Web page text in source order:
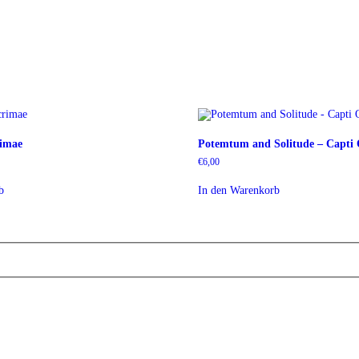
Potemtum and Solitude – Capti
€6,00
In den Warenkorb